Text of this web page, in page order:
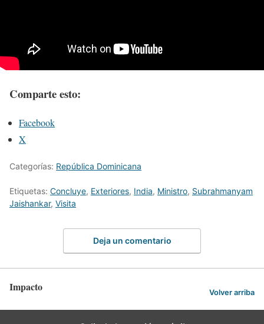
Comparte esto:
Facebook
X
Categorías: República Dominicana
Etiquetas: Concluye, Exteriores, India, Ministro, Subrahmanyam
Jaishankar, Visita
Deja un comentario
Impacto Volver arriba